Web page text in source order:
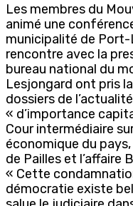
Les membres du
animé une
municipalité de
rencontre avec la
bureau national du
Lesjongard ont pris
dossiers de
« d’importance
Cour intermédiaire
économique du
de Pailles et l’affaire
« Cette
démocratie existe